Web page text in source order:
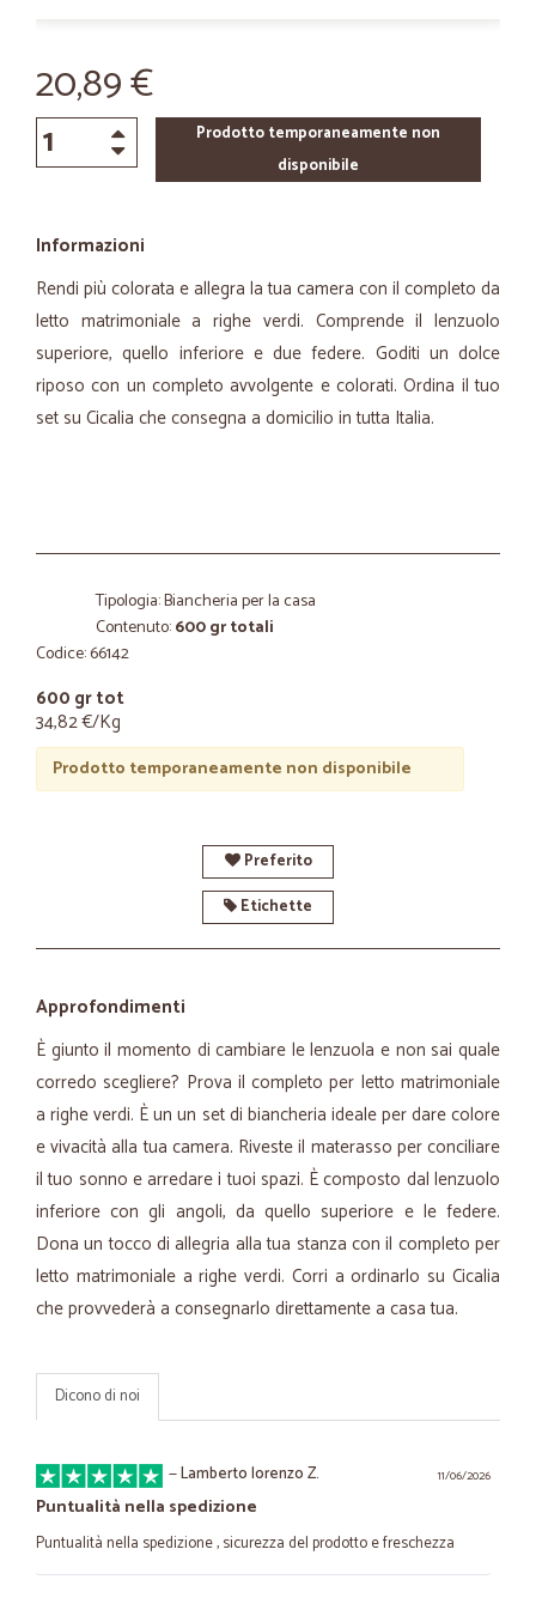
20,89 €
Prodotto temporaneamente non
disponibile
Informazioni
Rendi più colorata e allegra la tua camera con il completo da
letto matrimoniale a righe verdi. Comprende il lenzuolo
superiore, quello inferiore e due federe. Goditi un dolce
riposo con un completo avvolgente e colorati. Ordina il tuo
set su Cicalia che consegna a domicilio in tutta Italia.
Tipologia: Biancheria per la casa
Contenuto:600 gr totali
Codice: 66142
600 gr tot
34,82 €/Kg
Prodotto temporaneamente non disponibile
Preferito
Etichette
Approfondimenti
È giunto il momento di cambiare le lenzuola e non sai quale
corredo scegliere? Prova il completo per letto matrimoniale
a righe verdi. È un un set di biancheria ideale per dare colore
e vivacità alla tua camera. Riveste il materasso per conciliare
il tuo sonno e arredare i tuoi spazi. È composto dal lenzuolo
inferiore con gli angoli, da quello superiore e le federe.
Dona un tocco di allegria alla tua stanza con il completo per
letto matrimoniale a righe verdi. Corri a ordinarlo su Cicalia
che provvederà a consegnarlo direttamente a casa tua.
Dicono di noi
11/06/2026
—Lamberto lorenzo Z.
Puntualità nella spedizione
Puntualità nella spedizione , sicurezza del prodotto e freschezza